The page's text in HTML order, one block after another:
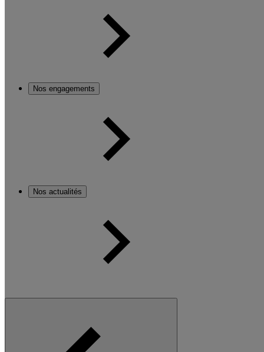
Nos engagements
Nos actualités